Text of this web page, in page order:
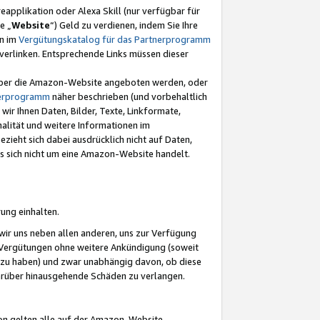
oder Alexa Skill (nur verfügbar für
Website“) Geld zu verdienen, indem Sie Ihre
im Vergütungskatalog für das Partnerprogramm
Entsprechende Links müssen dieser
die Amazon-Website angeboten werden, oder
näher beschrieben (und vorbehaltlich
Ihnen Daten, Bilder, Texte, Linkformate,
und weitere Informationen im
sich dabei ausdrücklich nicht auf Daten,
nicht um eine Amazon-Website handelt.
einhalten.
uns neben allen anderen, uns zur Verfügung
ohne weitere Ankündigung (soweit
haben) und zwar unabhängig davon, ob diese
hinausgehende Schäden zu verlangen.